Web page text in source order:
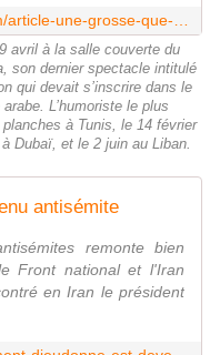
avril à la salle couverte du
son dernier spectacle intitulé
qui devait s’inscrire dans le
L’humoriste le plus
à Tunis, le 14 février
Dubaï, et le 2 juin au Liban.
antisémite
remonte bien
Front national et l'Iran
en Iran le président